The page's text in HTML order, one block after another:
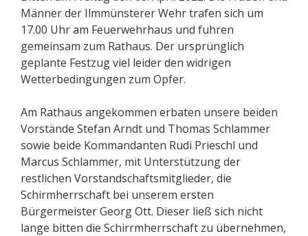
Männer der Ilmmünsterer Wehr trafen sich um
17.00 Uhr am Feuerwehrhaus und fuhren
gemeinsam zum Rathaus. Der ursprünglich
geplante Festzug viel leider den widrigen
Wetterbedingungen zum Opfer.
Am Rathaus angekommen erbaten unsere beiden
Vorstände Stefan Arndt und Thomas Schlammer
sowie beide Kommandanten Rudi Prieschl und
Marcus Schlammer, mit Unterstützung der
restlichen Vorstandschaftsmitglieder, die
Schirmherrschaft bei unserem ersten
Bürgermeister Georg Ott. Dieser ließ sich nicht
lange bitten die Schirrmherrschaft zu übernehmen,